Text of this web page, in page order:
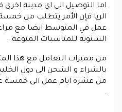
اما التوصيل الى اي مدينة
الريا فإن الأمر يتطلب من
عمل في المتوسط ايضا مع
السنوية للمناسبات المنوعة .
من مميزات التعامل مع هذا
بالشراء و الشحن الى دول
من عشرة ايام عمل الى
.